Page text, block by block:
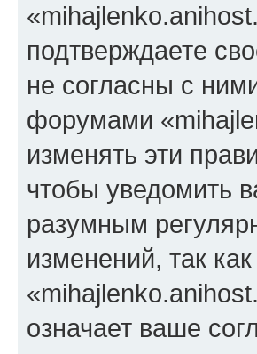
подтверждаете
не согласны с
форумами
изменять эти
чтобы уведомить
разумным
изменений, так
означает ваше